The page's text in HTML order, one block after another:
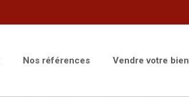
Nos références Vendre votre bien